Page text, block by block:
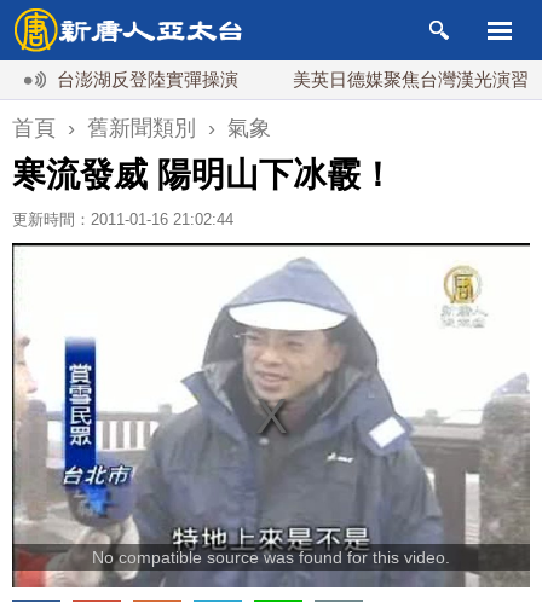
台澎湖反登陸實彈操演 美英日德媒聚焦台灣漢光演習 析
首頁 › 舊新聞類別 › 氣象
寒流發威 陽明山下冰霰！
更新時間：2011-01-16 21:02:44
No compatible source was found for this video.